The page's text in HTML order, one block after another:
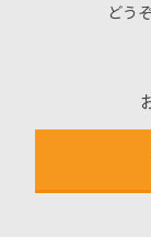
どう